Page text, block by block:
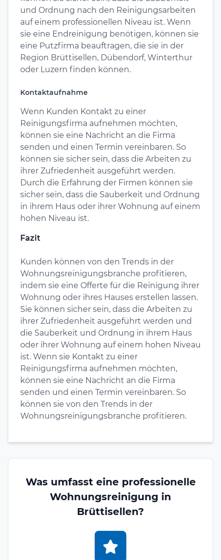
und Ordnung nach den Reinigungsarbeiten
auf einem professionellen Niveau ist. Wenn
sie eine Endreinigung benötigen, können sie
eine Putzfirma beauftragen, die sie in der
Region Brüttisellen, Dübendorf, Winterthur
oder Luzern finden können.
Kontaktaufnahme
Wenn Kunden Kontakt zu einer
Reinigungsfirma aufnehmen möchten,
können sie eine Nachricht an die Firma
senden und einen Termin vereinbaren. So
können sie sicher sein, dass die Arbeiten zu
ihrer Zufriedenheit ausgeführt werden.
Durch die Erfahrung der Firmen können sie
sicher sein, dass die Sauberkeit und Ordnung
in ihrem Haus oder ihrer Wohnung auf einem
hohen Niveau ist.
Fazit
Kunden können von den Trends in der
Wohnungsreinigungsbranche profitieren,
indem sie eine Offerte für die Reinigung ihrer
Wohnung oder ihres Hauses erstellen lassen.
Sie können sicher sein, dass die Arbeiten zu
ihrer Zufriedenheit ausgeführt werden und
die Sauberkeit und Ordnung in ihrem Haus
oder ihrer Wohnung auf einem hohen Niveau
ist. Wenn sie Kontakt zu einer
Reinigungsfirma aufnehmen möchten,
können sie eine Nachricht an die Firma
senden und einen Termin vereinbaren. So
können sie von den Trends in der
Wohnungsreinigungsbranche profitieren.
Was umfasst eine professionelle
Wohnungsreinigung in
Brüttisellen?